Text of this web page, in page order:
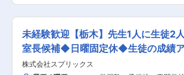
から始まり、子どもたちの可能性を広げる教室
「LITALICOジュニア」、発達障害のあるお子さ
働くことに障害のある方の就職情報サイト「仕事
ナビ」、障害福祉分野に特化した就職・転職支援
サービス「LITALICOキャリア」と、事業成長を
続けています。 変更の範囲：会社の定める業務
業。22時以降に灯りが点いていることはほとんど
・採点はデジタル化により完全自動化。答案をス
キャンするだけで採点完了。記述式問題もスピー
ド採点で効率化されています ・教材やテストの作
成は不要。グループ共通規格を使用し、オンライ
ンポータルで管理しています ・最新のICTを活用
し、1年間を通じたカリキュラムの全体設計・見
直しから、毎週の授業プランの作成、学年担任会
でのミーティング、授業用の資料の作成、授業実
施まで、一気通貫で担当します。（地域探究カリ
キュラムの詳細は後述）。 ◇教育活動への地域資
源の接続 生徒と地域の大人をつなぎ、関心や課題
未経験歓迎【栃木】先生1人に生徒2
室長候補◆日曜固定休◆生徒の成績
ョン！
株式会社スプリックス